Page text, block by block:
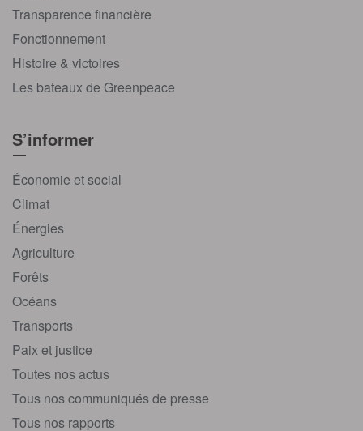
Transparence financière
Fonctionnement
Histoire & victoires
Les bateaux de Greenpeace
S’informer
Économie et social
Climat
Énergies
Agriculture
Forêts
Océans
Transports
Paix et justice
Toutes nos actus
Tous nos communiqués de presse
Tous nos rapports